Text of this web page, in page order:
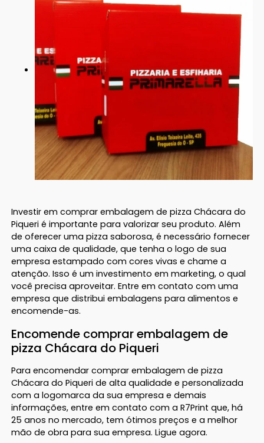
Investir em comprar embalagem de pizza Chácara do
Piqueri é importante para valorizar seu produto. Além
de oferecer uma pizza saborosa, é necessário fornecer
uma caixa de qualidade, que tenha o logo de sua
empresa estampado com cores vivas e chame a
atenção. Isso é um investimento em marketing, o qual
você precisa aproveitar. Entre em contato com uma
empresa que distribui embalagens para alimentos e
encomende-as.
Encomende comprar embalagem de
pizza Chácara do Piqueri
Para encomendar comprar embalagem de pizza
Chácara do Piqueri de alta qualidade e personalizada
com a logomarca da sua empresa e demais
informações, entre em contato com a R7Print que, há
25 anos no mercado, tem ótimos preços e a melhor
mão de obra para sua empresa. Ligue agora.